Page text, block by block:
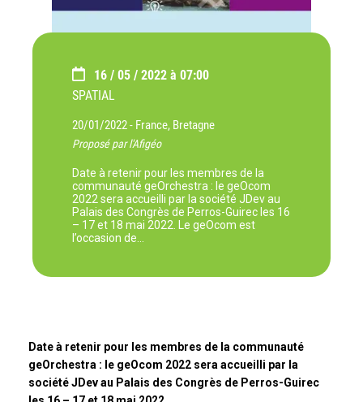
16 / 05 / 2022 à 07:00
SPATIAL
20/01/2022 - France, Bretagne
Proposé par l'Afigéo
Date à retenir pour les membres de la
communauté geOrchestra : le geOcom
2022 sera accueilli par la société JDev au
Palais des Congrès de Perros-Guirec les 16
– 17 et 18 mai 2022. Le geOcom est
l’occasion de…
Date à retenir pour les membres de la communauté
geOrchestra : le geOcom 2022 sera accueilli par la
société JDev au Palais des Congrès de Perros-Guirec